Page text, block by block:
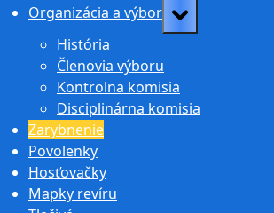
Organizácia a výbor Toggle
sub-
História
Členovia výboru
Kontrolna komisia
Disciplinárna komisia
Zarybnenie
Povolenky
Hosťovačky
Mapky revíru